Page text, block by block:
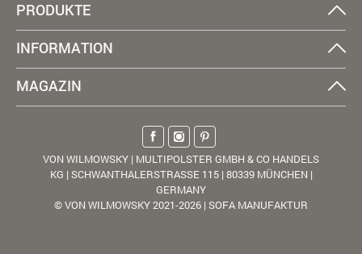
PRODUKTE
INFORMATION
MAGAZIN
VON WILMOWSKY | MULTIPOLSTER GMBH & CO HANDELS
KG | SCHWANTHALERSTRASSE 115 | 80339 MÜNCHEN |
GERMANY
© VON WILMOWSKY 2021-2026 | SOFA MANUFAKTUR